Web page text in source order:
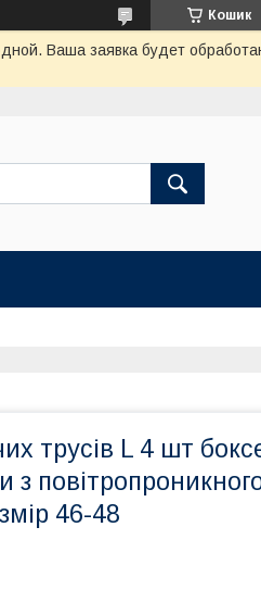
Кошик
Ваша заявка будет
трусів L 4 шт
з
46-48